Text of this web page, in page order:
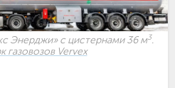
Энерджи» с цистернами 36 м3.
газовозов Vervex